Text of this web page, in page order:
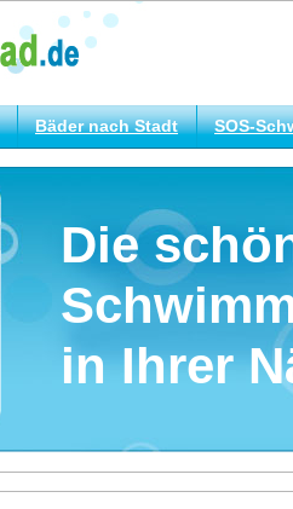
Bäder nach Stadt SOS-
Die
in Ihrer